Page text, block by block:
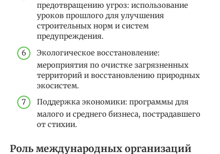
предотвращению угроз: использование
уроков прошлого для улучшения
строительных норм и систем
предупреждения.
Экологическое восстановление:
мероприятия по очистке загрязненных
территорий и восстановлению природных
экосистем.
Поддержка экономики: программы для
малого и среднего бизнеса, пострадавшего
от стихии.
Роль международных организаций